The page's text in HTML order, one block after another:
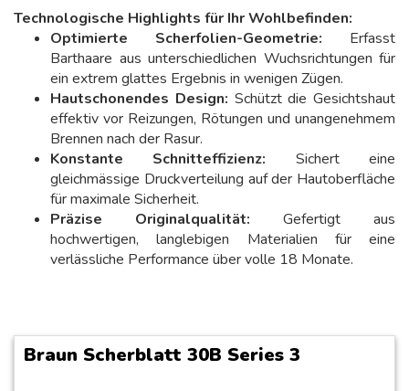
Technologische Highlights für Ihr Wohlbefinden:
Optimierte Scherfolien-Geometrie: Erfasst
Barthaare aus unterschiedlichen Wuchsrichtungen für
ein extrem glattes Ergebnis in wenigen Zügen.
Hautschonendes Design: Schützt die Gesichtshaut
effektiv vor Reizungen, Rötungen und unangenehmem
Brennen nach der Rasur.
Konstante Schnitteffizienz: Sichert eine
gleichmässige Druckverteilung auf der Hautoberfläche
für maximale Sicherheit.
Präzise Originalqualität: Gefertigt aus
hochwertigen, langlebigen Materialien für eine
verlässliche Performance über volle 18 Monate.
Braun Scherblatt 30B Series 3